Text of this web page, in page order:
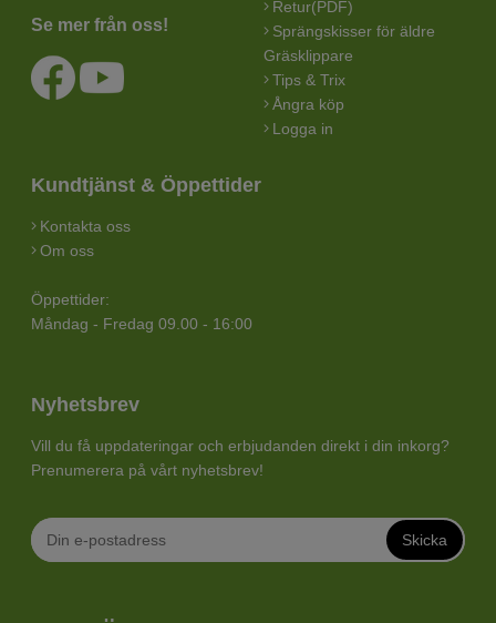
Se mer från oss!
Retur(PDF)
Sprängskisser för äldre
Gräsklippare
Tips & Trix
Ångra köp
Logga in
Kundtjänst & Öppettider
Kontakta oss
Om oss
Öppettider:
Måndag - Fredag 09.00 - 16:00
Nyhetsbrev
Vill du få uppdateringar och erbjudanden direkt i din inkorg?
Prenumerera på vårt nyhetsbrev!
Skicka